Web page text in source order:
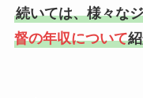
続いては、様々な
督の年収について